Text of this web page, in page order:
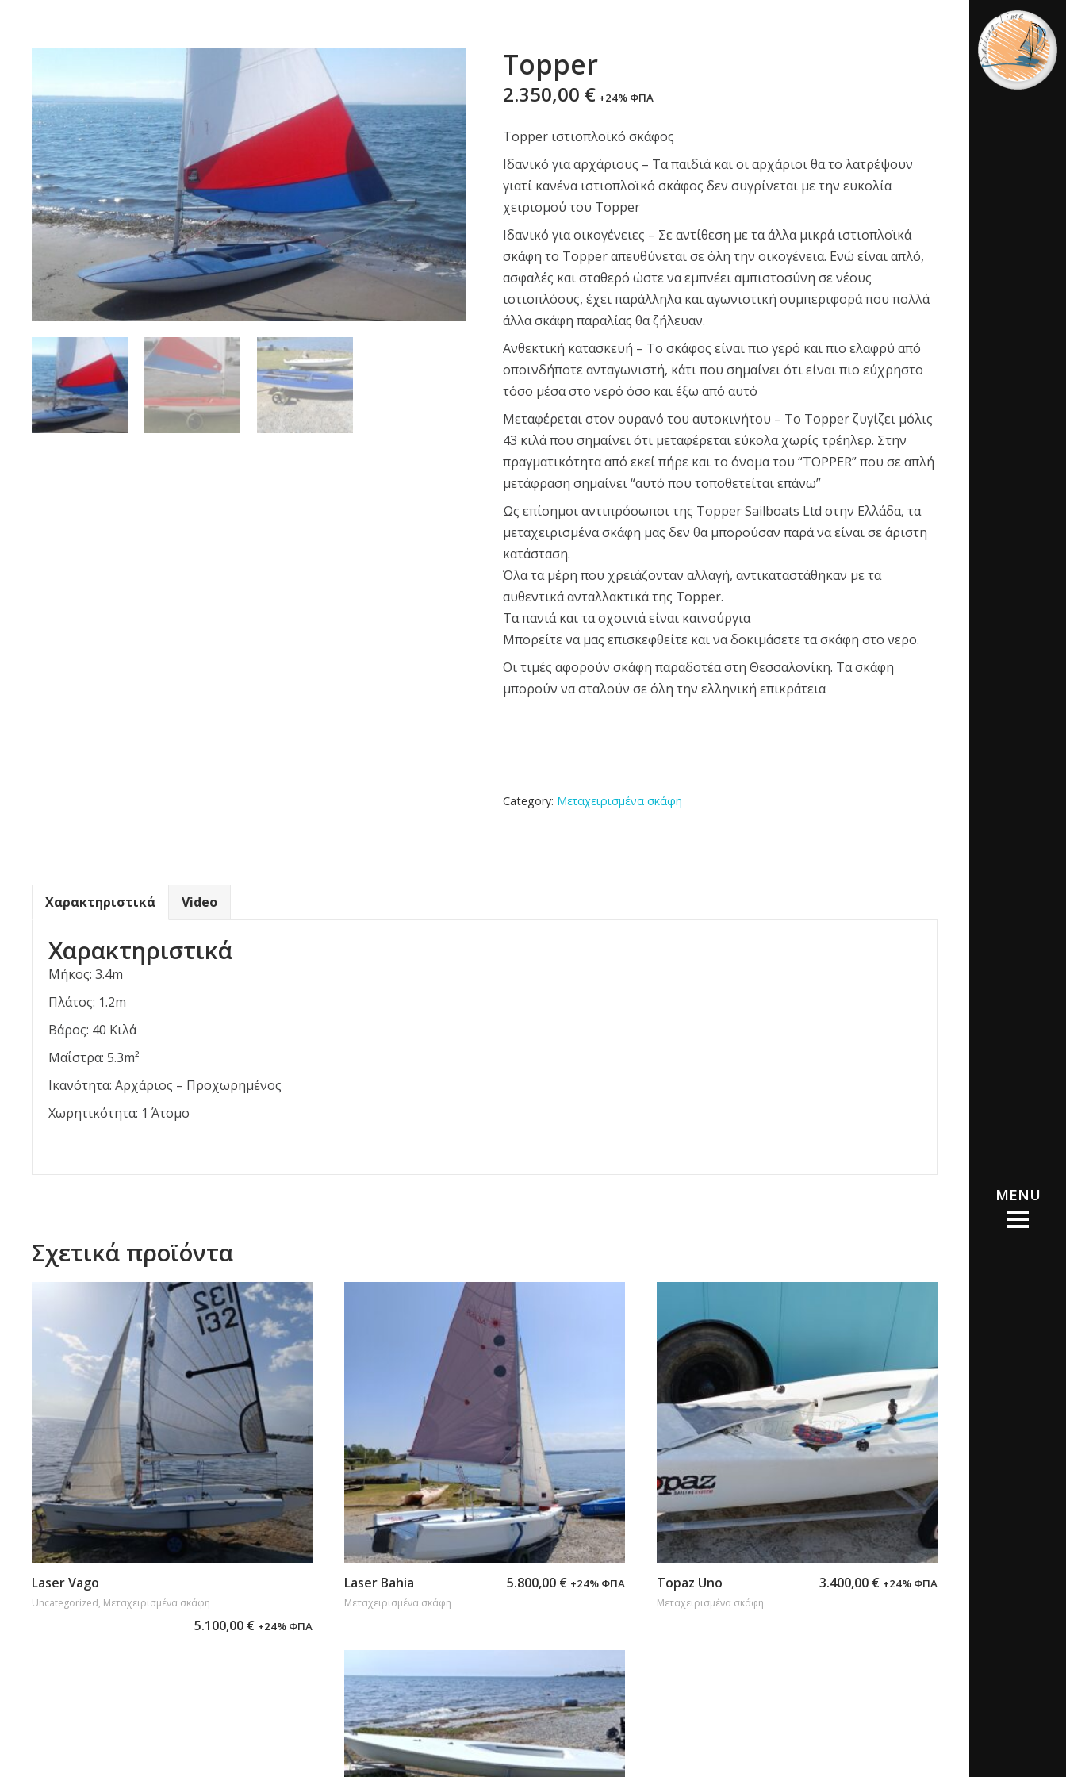
Ιούλιος
Topper
2.350,00 € +24% ΦΠΑ
Topper ιστιοπλοϊκό σκάφος
Ιδανικό για αρχάριους – Τα παιδιά και οι αρχάριοι θα το λατρέψουν
γιατί κανένα ιστιοπλοϊκό σκάφος δεν συγρίνεται με την ευκολία
χειρισμού του Topper
Ιδανικό για οικογένειες – Σε αντίθεση με τα άλλα μικρά ιστιοπλοϊκά
σκάφη το Topper απευθύνεται σε όλη την οικογένεια. Ενώ είναι απλό,
ασφαλές και σταθερό ώστε να εμπνέει αμπιστοσύνη σε νέους
ιστιοπλόους, έχει παράλληλα και αγωνιστική συμπεριφορά που πολλά
άλλα σκάφη παραλίας θα ζήλευαν.
Ανθεκτική κατασκευή – Το σκάφος είναι πιο γερό και πιο ελαφρύ από
οποινδήποτε ανταγωνιστή, κάτι που σημαίνει ότι είναι πιο εύχρηστο
τόσο μέσα στο νερό όσο και έξω από αυτό
Μεταφέρεται στον ουρανό του αυτοκινήτου – Το Topper ζυγίζει μόλις
43 κιλά που σημαίνει ότι μεταφέρεται εύκολα χωρίς τρέηλερ. Στην
πραγματικότητα από εκεί πήρε και το όνομα του “TOPPER” που σε απλή
μετάφραση σημαίνει “αυτό που τοποθετείται επάνω”
Ως επίσημοι αντιπρόσωποι της Topper Sailboats Ltd στην Ελλάδα, τα
μεταχειρισμένα σκάφη μας δεν θα μπορούσαν παρά να είναι σε άριστη
κατάσταση.
Όλα τα μέρη που χρειάζονταν αλλαγή, αντικαταστάθηκαν με τα
αυθεντικά ανταλλακτικά της Topper.
Τα πανιά και τα σχοινιά είναι καινούργια
Μπορείτε να μας επισκεφθείτε και να δοκιμάσετε τα σκάφη στο νερο.
Οι τιμές αφορούν σκάφη παραδοτέα στη Θεσσαλονίκη. Τα σκάφη
μπορούν να σταλούν σε όλη την ελληνική επικράτεια
Category: Μεταχειρισμένα σκάφη
Χαρακτηριστικά Video
Χαρακτηριστικά
Μήκος: 3.4m
Πλάτος: 1.2m
Βάρος: 40 Κιλά
Μαΐστρα: 5.3m²
Ικανότητα: Αρχάριος – Προχωρημένος
Χωρητικότητα: 1 Άτομο
Σχετικά προϊόντα
Προσθήκη στο καλάθι
Laser Vago
Uncategorized, Μεταχειρισμένα σκάφη
5.100,00 € +24% ΦΠΑ
Προσθήκη στο καλάθι
Laser Bahia
Μεταχειρισμένα σκάφη
5.800,00 € +24% ΦΠΑ Προσθήκη στο καλάθι
Topaz Uno
Μεταχειρισμένα σκάφη
3.400,00 € +24% ΦΠΑ